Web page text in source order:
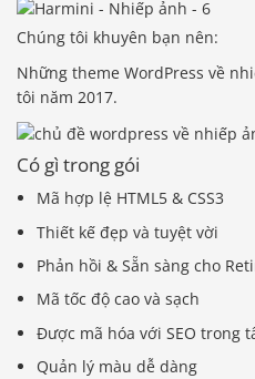
Chúng tôi khuyên bạn nên:
Những theme WordPress về
tôi năm 2017.
Có gì trong gói
Mã hợp lệ HTML5 & CSS3
Thiết kế đẹp và tuyệt vời
Phản hồi & Sẵn sàng cho
Mã tốc độ cao và sạch
Được mã hóa với SEO trong
Quản lý màu dễ dàng